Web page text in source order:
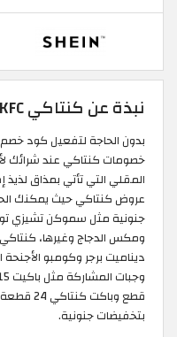
نبذة عن كنتاكي KFC
بدون الحاجة لتفعيل كود
خصومات كنتاكي عند شرائك
المقلي التي تأتي بمذاق
عروض كنتاكي حيث يمكنك
جنونية مثل سموكن تشيزي
ومكس الدجاج وغيرها،
ديناميت برجر وكومبو
قطع
بتخفيضات جنونية.